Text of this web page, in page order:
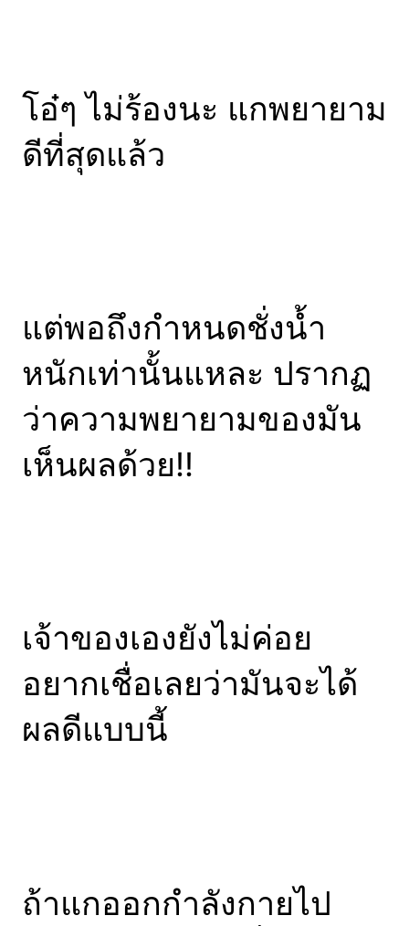
โอ๋ๆ ไม่ร้องนะ แกพยายาม
ดีที่สุดแล้ว
แต่พอถึงกำหนดชั่งน้ำ
หนักเท่านั้นแหละ ปรากฏ
ว่าความพยายามของมัน
เห็นผลด้วย!!
เจ้าของเองยังไม่ค่อย
อยากเชื่อเลยว่ามันจะได้
ผลดีแบบนี้
ถ้าแกออกกำลังกายไป